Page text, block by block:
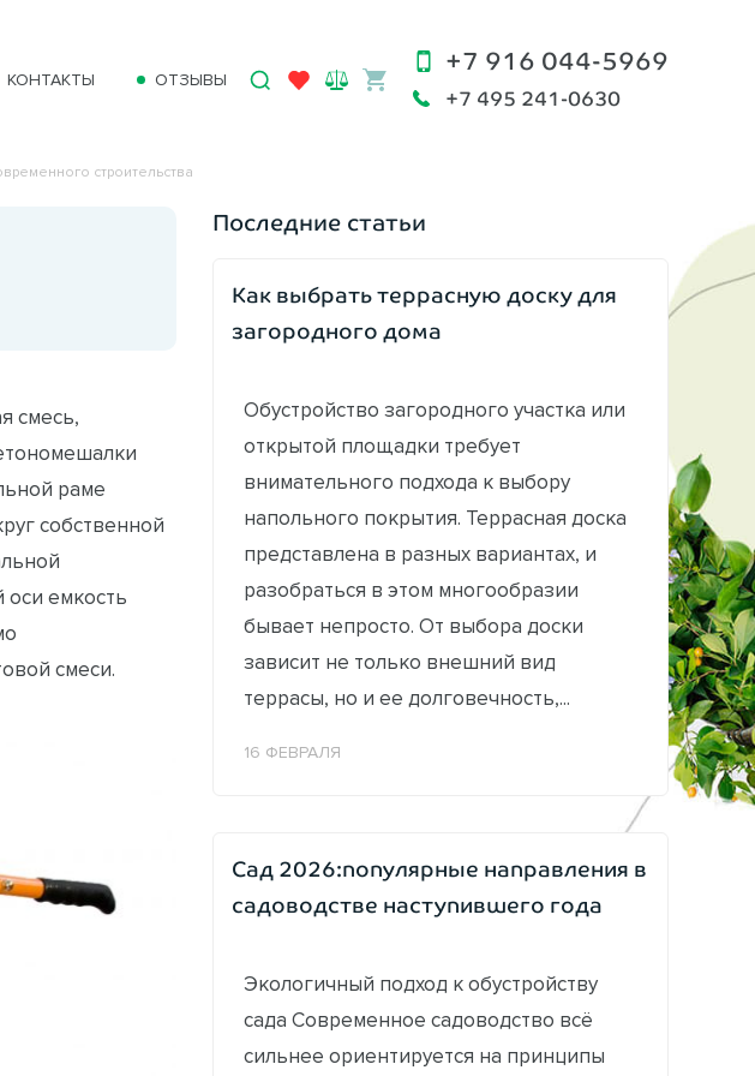
КОНТАКТЫ ОТЗЫВЫ
+7 916 044-5969
+7 495 241-0630
строительства
смесь,
раме
собственной
оси емкость
смеси.
Последние статьи
Как выбрать террасную доску для
загородного дома
Обустройство загородного участка или
открытой площадки требует
внимательного подхода к выбору
напольного покрытия. Террасная доска
представлена в разных вариантах, и
разобраться в этом многообразии
бывает непросто. От выбора доски
зависит не только внешний вид
террасы, но и ее долговечность,...
16 ФЕВРАЛЯ
Сад 2026:популярные направления в
садоводстве наступившего года
Экологичный подход к обустройству
сада Современное садоводство всё
сильнее ориентируется на принципы